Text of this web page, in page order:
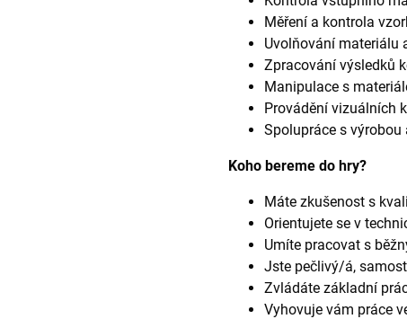
Měření a kontrola
Uvolňování materiálu
Zpracování výsledků
Manipulace s
Provádění vizuálních
Spolupráce s
Koho bereme do hry?
Máte zkušenost s
Orientujete se v
Umíte pracovat s
Jste pečlivý/á,
Zvládáte základní
Vyhovuje vám práce